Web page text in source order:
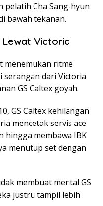
pelatih Cha Sang-hyun
bawah tekanan.
Victoria
menemukan ritme
serangan dari Victoria
GS Caltex goyah.
GS Caltex kehilangan
mencetak servis ace
hingga membawa IBK
menutup set dengan
membuat mental GS
justru tampil lebih